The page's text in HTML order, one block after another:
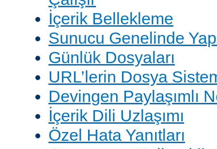
İçerik Bellekleme
Sunucu Genelinde
Günlük Dosyaları
URL’lerin Dosya
Devingen Paylaşımlı
İçerik Dili Uzlaşımı
Özel Hata Yanıtları